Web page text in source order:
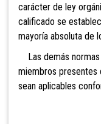
carácter de ley
calificado se
mayoría absoluta de
Las demás normas
miembros presentes
sean aplicables